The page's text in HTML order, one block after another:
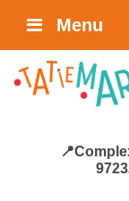
Menu